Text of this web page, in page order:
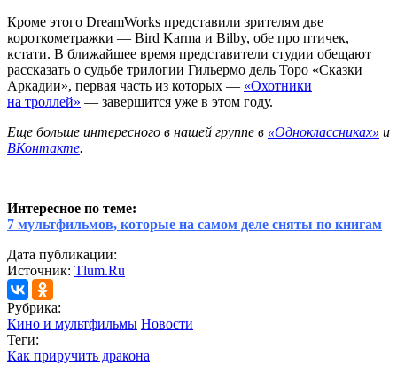
Кроме этого DreamWorks представили зрителям две
короткометражки — Bird Karma и Bilby, обе про птичек,
кстати. В ближайшее время представители студии обещают
рассказать о судьбе трилогии Гильермо дель Торо «Сказки
Аркадии», первая часть из которых — «Охотники
на троллей» — завершится уже в этом году.
Еще больше интересного в нашей группе в «Одноклассниках» и
ВКонтакте.
Интересное по теме:
7 мультфильмов, которые на самом деле сняты по книгам
Дата публикации:
Источник: Tlum.Ru
Рубрика:
Кино и мультфильмы Новости
Теги:
Как приручить дракона